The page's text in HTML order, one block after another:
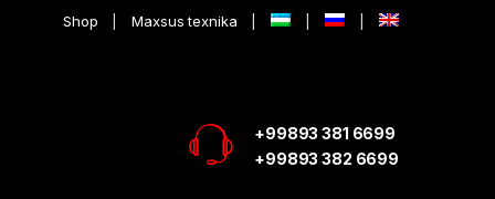
Shop Maxsus texnika
+99893 381 6699
+99893 382 6699